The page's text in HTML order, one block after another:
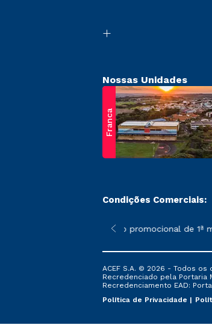
Nossas Unidades
Franca
Condições Comerciais:
sofrer alterações nos períodos de
*A condição promocional de 1ª
ACEF S.A. © 2026 - Todos os
Recredenciado pela Portaria
Recredenciamento EAD:
Política de Privacidade